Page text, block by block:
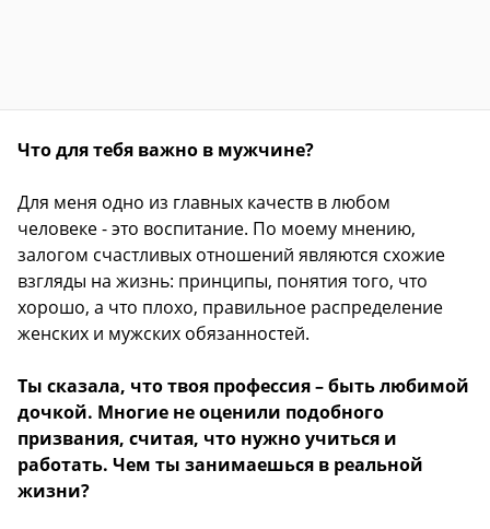
Что для тебя важно в мужчине?
Для меня одно из главных качеств в любом
человеке - это воспитание. По моему мнению,
залогом счастливых отношений являются схожие
взгляды на жизнь: принципы, понятия того, что
хорошо, а что плохо, правильное распределение
женских и мужских обязанностей.
Ты сказала, что твоя профессия – быть любимой
дочкой. Многие не оценили подобного
призвания, считая, что нужно учиться и
работать. Чем ты занимаешься в реальной
жизни?